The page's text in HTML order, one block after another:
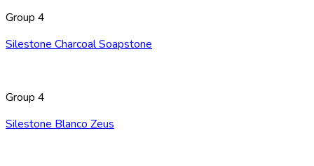
Group 4
Silestone Charcoal Soapstone
Group 4
Silestone Blanco Zeus